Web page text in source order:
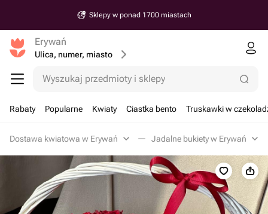
Sklepy w ponad 1700 miastach
Erywań
Ulica, numer, miasto
Wyszukaj przedmioty i sklepy
Rabaty Popularne Kwiaty Ciastka bento Truskawki w
Dostawa kwiatowa w Erywań Jadalne bukiety w Erywań